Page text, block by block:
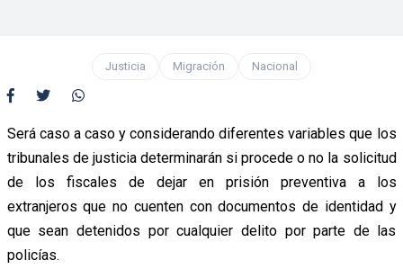
Justicia Migración Nacional
Será caso a caso y considerando diferentes variables que los
tribunales de justicia determinarán si procede o no la solicitud
de los fiscales de dejar en prisión preventiva a los
extranjeros que no cuenten con documentos de identidad y
que sean detenidos por cualquier delito por parte de las
policías.